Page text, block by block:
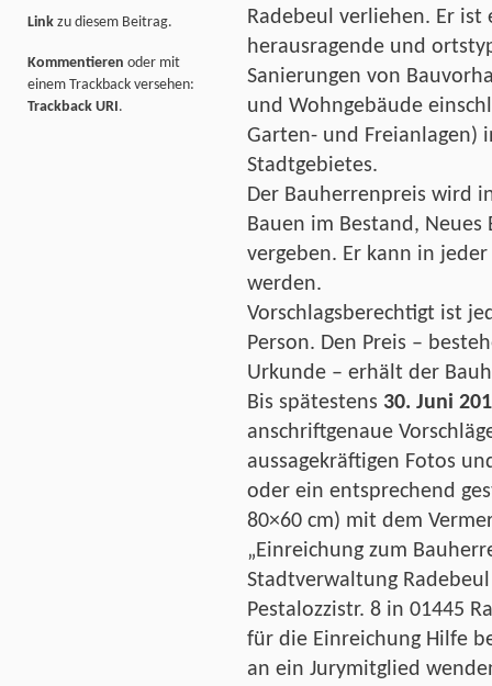
Radebeul verliehen. Er ist
herausragende und
Sanierungen von
und Wohngebäude
Garten- und Freianlagen)
Stadtgebietes.
Der Bauherrenpreis wird
Bauen im Bestand,
vergeben. Er kann in
werden.
Vorschlagsberechtigt ist
Person. Den Preis –
Urkunde – erhält der
Bis spätestens 30. Juni
anschriftgenaue
aussagekräftigen Fotos
oder ein entsprechend
80×60 cm) mit dem
„Einreichung zum
Stadtverwaltung
Pestalozzistr. 8 in 01445
für die Einreichung Hilfe
an ein Jurymitglied
Link zu diesem Beitrag.
Kommentieren oder mit
einem Trackback versehen:
Trackback URI.